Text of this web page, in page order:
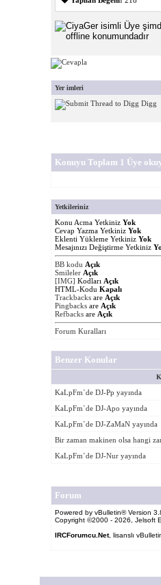
Yer imleri
Digg
Konuyu Toplam 1 Üye
Yetkileriniz
Konu Acma Yetkiniz Yok
Cevap Yazma Yetkiniz Yok
Eklenti Yükleme Yetkiniz Yok
Mesajınızı Değiştirme Yetkiniz
BB kodu Açık
Smileler Açık
[IMG] Kodları Açık
HTML-Kodu Kapalı
Trackbacks are Açık
Pingbacks are Açık
Refbacks are Açık
Forum Kuralları
Benzer Konular
KaLpFm`de DJ-Pp yayında
KaLpFm`de DJ-Apo yayında
KaLpFm`de DJ-ZaMaN yayında
Bir zaman makinen olsa hangi
KaLpFm`de DJ-Nur yayında
Forum
Powered by vBulletin® Version
Copyright ©2000 - 2026, Jelsoft
IRCForumcu.Net, lisanslı